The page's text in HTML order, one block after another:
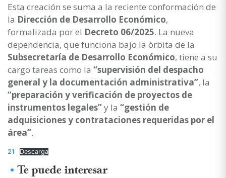
Esta creación se suma a la reciente conformación de
la Dirección de Desarrollo Económico,
formalizada por el Decreto 06/2025. La nueva
dependencia, que funciona bajo la órbita de la
Subsecretaría de Desarrollo Económico, tiene a su
cargo tareas como la “supervisión del despacho
general y la documentación administrativa”, la
“preparación y verificación de proyectos de
instrumentos legales”y la “gestión de
adquisiciones y contrataciones requeridas por el
área”.
21 Descarga
Te puede interesar